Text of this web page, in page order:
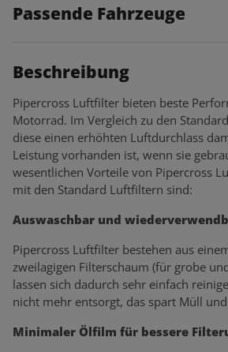
Passende Fahrzeuge
Beschreibung
Pipercross Luftfilter bieten beste
Motorrad. Im Vergleich zu den
diese einen erhöhten Luftdurchlass
Leistung vorhanden ist, wenn sie
wesentlichen Vorteile von Pipercross
mit den Standard Luftfiltern sind:
Auswaschbar und
Pipercross Luftfilter bestehen aus
zweilagigen Filterschaum (für grobe
lassen sich dadurch sehr einfach
nicht mehr entsorgt, das spart Müll
Minimaler Ölfilm für bessere